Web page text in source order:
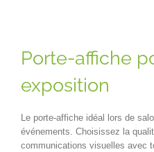
Porte-affiche
exposition
Le porte-affiche idéal lors de
événements. Choisissez la
communications visuelles avec